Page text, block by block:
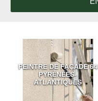
PEINTRE DE FAÇADE 64
PYRÉNÉES-
ATLANTIQUES